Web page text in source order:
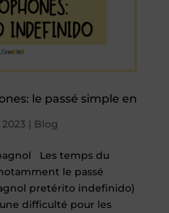
le passé simple en
| Blog
Les temps du
le passé
pretérito indefinido)
difficulté pour les